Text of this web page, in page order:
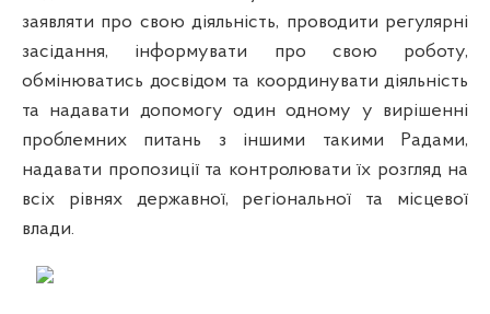
заявляти про свою діяльність, проводити регулярні
засідання, інформувати про свою роботу,
обмінюватись досвідом та координувати діяльність
та надавати допомогу один одному у вирішенні
проблемних питань з іншими такими Радами,
надавати пропозиції та контролювати їх розгляд на
всіх рівнях державної, регіональної та місцевої
влади.